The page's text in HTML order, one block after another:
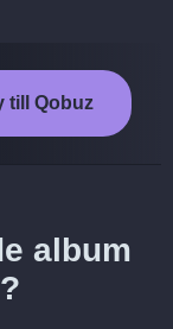
till Qobuz
album